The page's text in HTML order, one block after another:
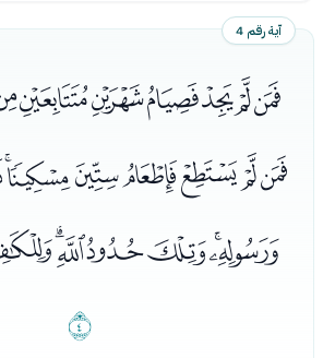
آية رقم 4
ﯗ